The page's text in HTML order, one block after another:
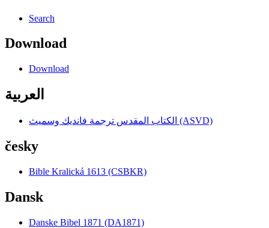
Search
Download
Download
العربية
الكتاب المقدس ترجمة فانديك وسميث (ASVD)
česky
Bible Kralická 1613 (CSBKR)
Dansk
Danske Bibel 1871 (DA1871)